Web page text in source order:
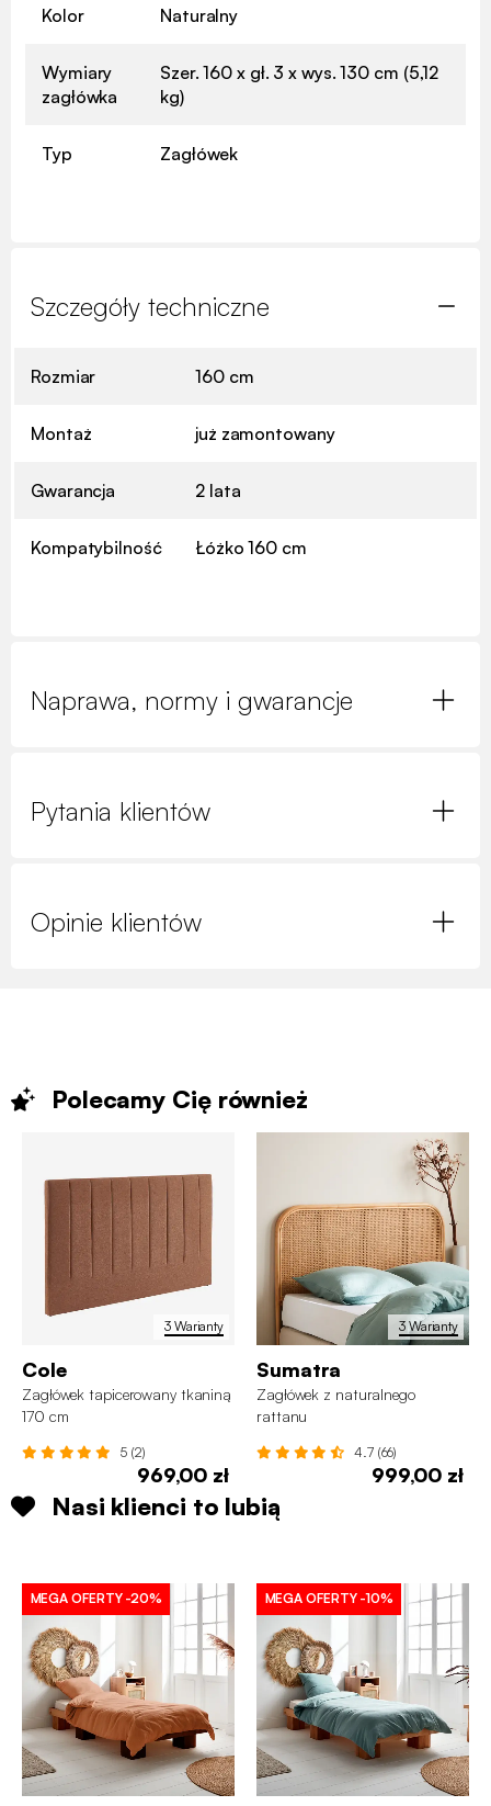
Kolor Naturalny
Wymiary
zagłówka
Szer. 160 x gł. 3 x wys. 130 cm (5,12
kg)
Typ Zagłówek
Szczegóły techniczne
Rozmiar 160 cm
Montaż już zamontowany
Gwarancja 2 lata
Kompatybilność Łóżko 160 cm
Naprawa, normy i gwarancje
Pytania klientów
Opinie klientów
Polecamy Cię również
3 Warianty
Cole
Zagłówek tapicerowany tkaniną
170 cm
5 (2)
969,00 zł
3 Warianty
Sumatra
Zagłówek z naturalnego
rattanu
4.7 (66)
999,00 zł
Nasi klienci to lubią
MEGA OFERTY -20% MEGA OFERTY -10%